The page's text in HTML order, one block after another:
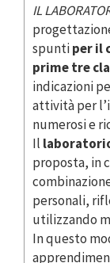
IL
spuntiper il
prime tre
indicazioni
attività per
numerosi e
Il
proposta, in
personali,
utilizzando
In questo